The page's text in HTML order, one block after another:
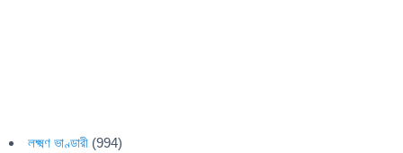
লক্ষ্মণ ভাণ্ডারী (994)